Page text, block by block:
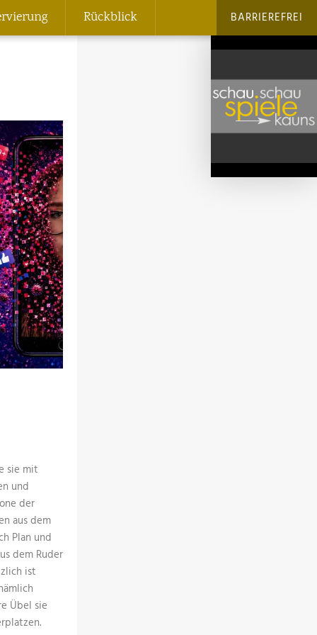
Rückblick BARRIEREFREI
sie mit
und
der
aus dem
Plan und
dem Ruder
ist
Übel sie